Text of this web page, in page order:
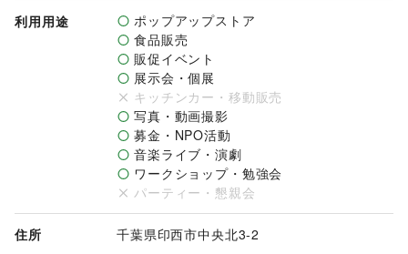
利用用途
ポップアップストア
食品販売
販促イベント
展示会・個展
キッチンカー・移動販売
写真・動画撮影
募金・NPO活動
音楽ライブ・演劇
ワークショップ・勉強会
パーティー・懇親会
住所 千葉県印西市中央北3-2